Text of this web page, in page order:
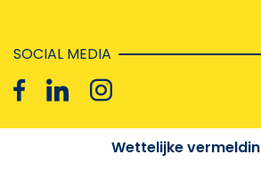
SOCIAL MEDIA
Wettelijke